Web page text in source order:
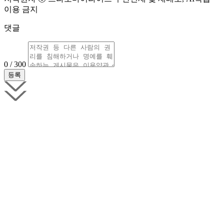
이용 금지
댓글
0 / 300